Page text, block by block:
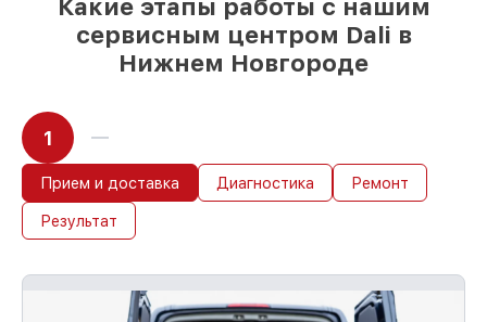
Какие этапы работы с нашим
сервисным центром Dali в
Нижнем Новгороде
1
Прием и доставка Диагностика Ремонт
Результат